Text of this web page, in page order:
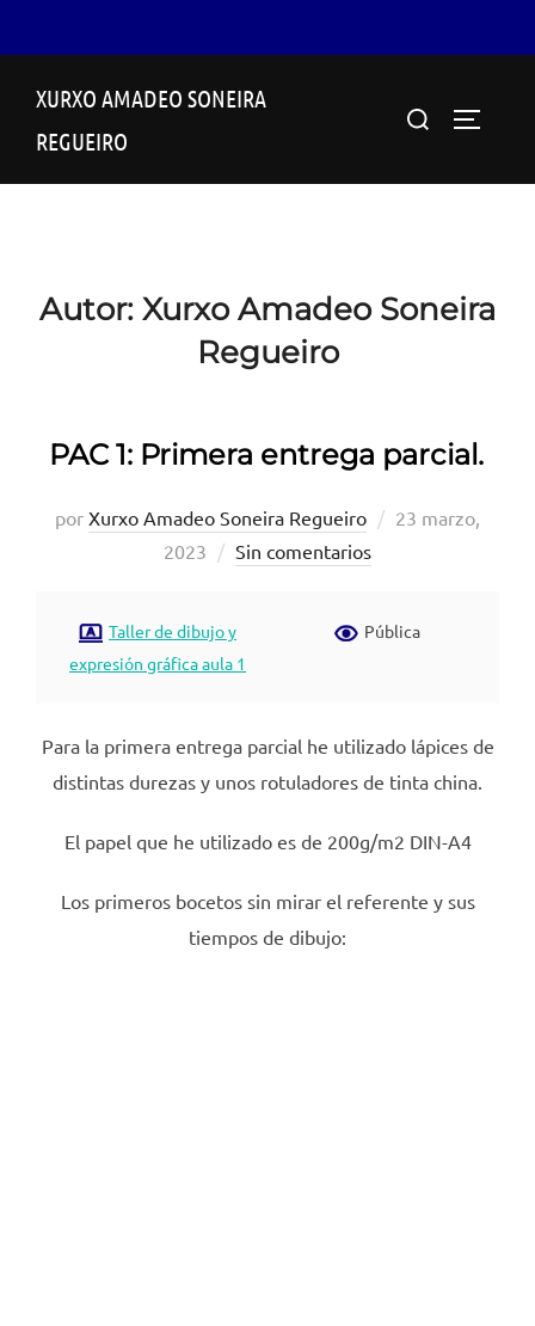
contenido
XURXO AMADEO SONEIRA
REGUEIRO
Buscar:
Autor: Xurxo Amadeo Soneira
Regueiro
PAC 1: Primera entrega parcial.
por Xurxo Amadeo Soneira Regueiro
Publicado
23 marzo,
2023
Sin comentarios
Taller de dibujo y
expresión gráfica aula 1
Pública
Para la primera entrega parcial he utilizado lápices de
distintas durezas y unos rotuladores de tinta china.
El papel que he utilizado es de 200g/m2 DIN-A4
Los primeros bocetos sin mirar el referente y sus
tiempos de dibujo: